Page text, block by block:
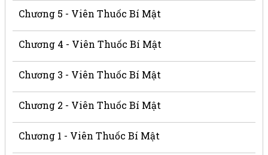
Chương 5 - Viên Thuốc Bí Mật
Chương 4 - Viên Thuốc Bí Mật
Chương 3 - Viên Thuốc Bí Mật
Chương 2 - Viên Thuốc Bí Mật
Chương 1 - Viên Thuốc Bí Mật